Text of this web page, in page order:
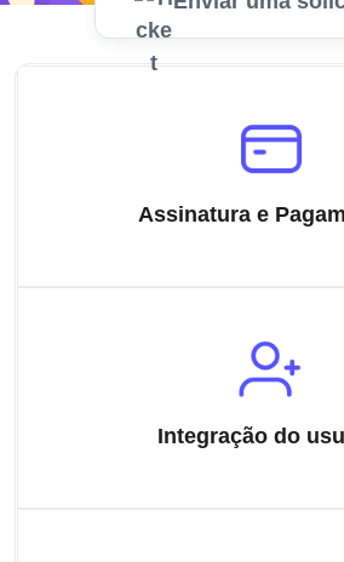
Assinatura e
Integração do